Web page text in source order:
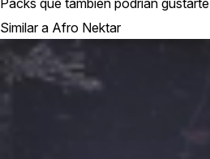
Packs que también podrían gustarte
Similar a Afro Nektar